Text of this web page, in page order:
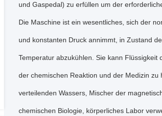
und Gaspedal) zu erfüllen um der
Die Maschine ist ein wesentliches, sich der
und konstanten Druck annimmt, in Zustand
Temperatur abzukühlen. Sie kann
der chemischen Reaktion und der Medizin
verteilenden Wassers, Mischer der
chemischen Biologie, körperliches Labor